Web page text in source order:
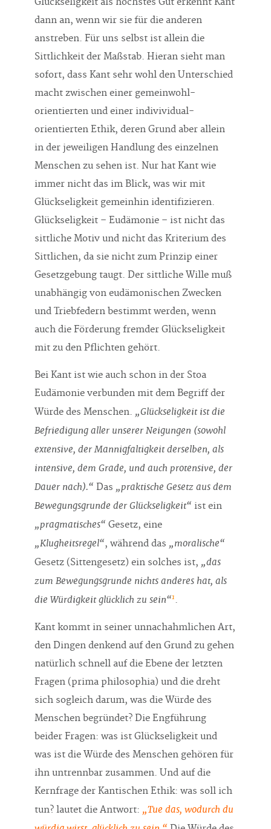
dann an, wenn wir sie für die anderen
anstreben. Für uns selbst ist allein die
Sittlichkeit der Maßstab. Hieran sieht man
sofort, dass Kant sehr wohl den Unterschied
macht zwischen einer gemeinwohl-
orientierten und einer indivividual-
orientierten Ethik, deren Grund aber allein
in der jeweiligen Handlung des einzelnen
Menschen zu sehen ist. Nur hat Kant wie
immer nicht das im Blick, was wir mit
Glückseligkeit gemeinhin identifizieren.
Glückseligkeit – Eudämonie – ist nicht das
sittliche Motiv und nicht das Kriterium des
Sittlichen, da sie nicht zum Prinzip einer
Gesetzgebung taugt. Der sittliche Wille muß
unabhängig von eudämonischen Zwecken
und Triebfedern bestimmt werden, wenn
auch die Förderung fremder Glückseligkeit
mit zu den Pflichten gehört.
Bei Kant ist wie auch schon in der Stoa
Eudämonie verbunden mit dem Begriff der
Würde des Menschen. „Glückseligkeit ist die
Befriedigung aller unserer Neigungen (sowohl
extensive, der Mannigfaltigkeit derselben, als
intensive, dem Grade, und auch protensive, der
Dauer nach).“ Das „praktische Gesetz aus dem
Bewegungsgrunde der Glückseligkeit“ ist ein
„pragmatisches“ Gesetz, eine
„Klugheitsregel“, während das „moralische“
Gesetz (Sittengesetz) ein solches ist, „das
zum Bewegungsgrunde nichts anderes hat, als
die Würdigkeit glücklich zu sein“1.
Kant kommt in seiner unnachahmlichen Art,
den Dingen denkend auf den Grund zu gehen
natürlich schnell auf die Ebene der letzten
Fragen (prima philosophia) und die dreht
sich sogleich darum, was die Würde des
Menschen begründet? Die Engführung
beider Fragen: was ist Glückseligkeit und
was ist die Würde des Menschen gehören für
ihn untrennbar zusammen. Und auf die
Kernfrage der Kantischen Ethik: was soll ich
tun? lautet die Antwort: „Tue das, wodurch du